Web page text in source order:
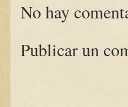
No hay
Publicar un